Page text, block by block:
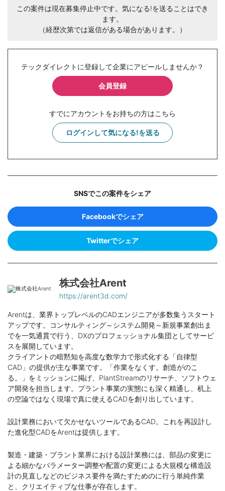
この案件は現在募集停止中です。気になる!を送ることはでき
ます。
（経歴次第では返信がある場合があります。）
テックダイレクトに登録して企業にアピールしませんか？
会員登録
すでにアカウントをお持ちの方はこちら
ログインして気になる!を送る
SNSでこの案件をシェア
Facebookでシェア
Twitterでシェア
株式会社Arent
https://arent3d.com/
Arentは、業界トップレベルのCADエンジニアが多数集うスタート
アップです。コンサルティング～システム開発～新規事業創出ま
でを一気通貫で行う、DXのプロフェッショナル集団としてサービ
スを展開しています。
クライアントの暗黙知を高度な数学力で形式化する「自律型
CAD」の提供が主な事業です。「作業をなくす。創造がのこ
る。」をミッションに掲げ、PlantStreamのリサーチ、ソフトウェ
ア開発を担当します。プラント事業の実態にも深く精通し、机上
の空論ではなく現場で真に使えるCADを創り出しています。
設計業務において欠かせないツールであるCAD。これを再設計し
た進化型CADをArentは提供します。
製造・建築・プラント業界における設計業務には、部品の変更に
よる細かなパラメーター調整や配置の変更による大規模な構造設
計の見直しなどのビジネス要件を満たすためのに行う単純作業
と、クリエイティブな仕事が存在します。